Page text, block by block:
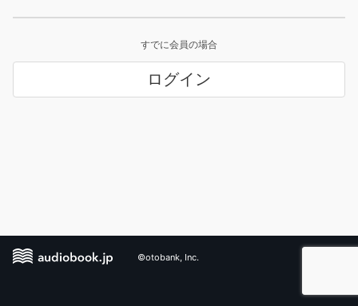
すでに会員の場合
ログイン
©otobank, Inc.